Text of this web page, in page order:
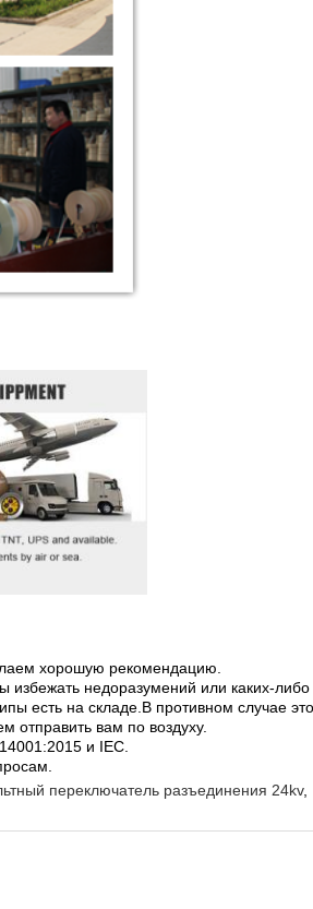
хорошую рекомендацию.
недоразумений или каких-
есть на складе.В противном случае
вам по воздуху.
и IEC.
переключатель разъединения 24kv,